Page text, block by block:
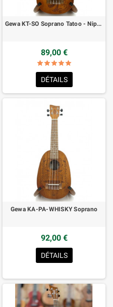
Gewa KT-SO Soprano Tatoo - Nippon
89,00 €
star_borderstar_borderstar_borderstar_borderstar_border
starstarstarstarstar
DÉTAILS
Gewa KA-PA-WHISKY Soprano
92,00 €
DÉTAILS